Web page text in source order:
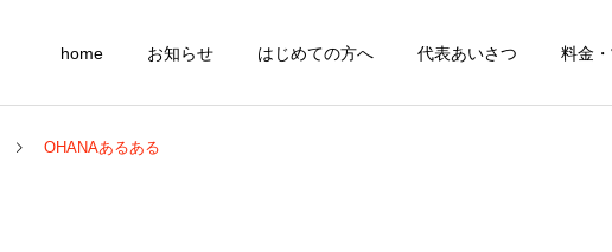
home お知らせ はじめての方へ 代表あいさつ 料金
OHANAあるある